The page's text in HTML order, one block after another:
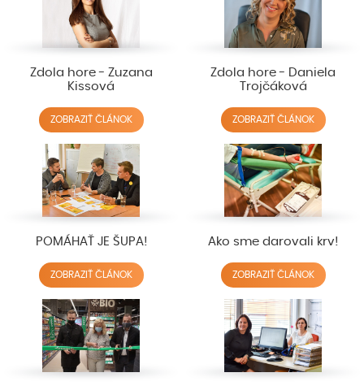
Zdola hore - Zuzana
Kissová
ZOBRAZIŤ ČLÁNOK
Zdola hore - Daniela
Trojčáková
ZOBRAZIŤ ČLÁNOK
POMÁHAŤ JE ŠUPA!
ZOBRAZIŤ ČLÁNOK
Ako sme darovali krv!
ZOBRAZIŤ ČLÁNOK